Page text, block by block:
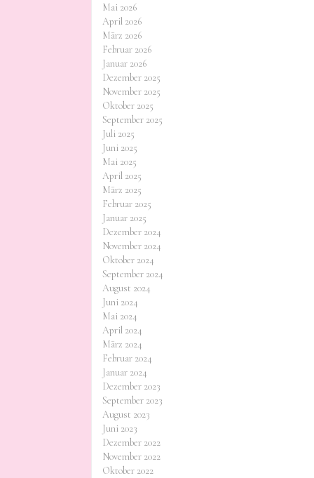
Mai 2026
April 2026
März 2026
Februar 2026
Januar 2026
Dezember 2025
November 2025
Oktober 2025
September 2025
Juli 2025
Juni 2025
Mai 2025
April 2025
März 2025
Februar 2025
Januar 2025
Dezember 2024
November 2024
Oktober 2024
September 2024
August 2024
Juni 2024
Mai 2024
April 2024
März 2024
Februar 2024
Januar 2024
Dezember 2023
September 2023
August 2023
Juni 2023
Dezember 2022
November 2022
Oktober 2022